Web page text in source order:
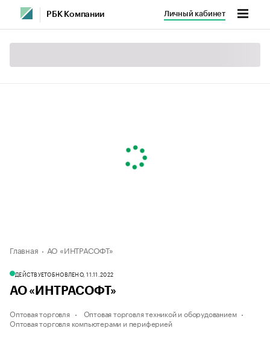
РБК Компании Личный кабинет
Главная АО «ИНТРАСОФТ»
ДЕЙСТВУЕТОБНОВЛЕНО, 11.11.2022
АО «ИНТРАСОФТ»
Оптовая торговля
Оптовая торговля техникой и оборудованием
Оптовая торговля компьютерами и периферией